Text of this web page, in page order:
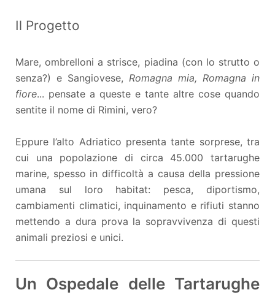
Il Progetto
Mare, ombrelloni a strisce, piadina (con lo strutto o
senza?) e Sangiovese, Romagna mia, Romagna in
fiore... pensate a queste e tante altre cose quando
sentite il nome di Rimini, vero?
Eppure l’alto Adriatico presenta tante sorprese, tra
cui una popolazione di circa 45.000 tartarughe
marine, spesso in difficoltà a causa della pressione
umana sul loro habitat: pesca, diportismo,
cambiamenti climatici, inquinamento e rifiuti stanno
mettendo a dura prova la sopravvivenza di questi
animali preziosi e unici.
Un Ospedale delle Tartarughe